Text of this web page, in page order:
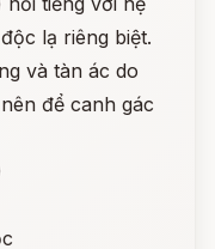
lạ riêng biệt.
và tàn ác do
để canh gác